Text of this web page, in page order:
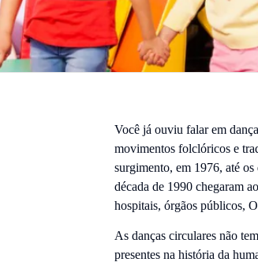
Você já ouviu falar em
movimentos folclóricos e
surgimento, em 1976, até
década de 1990 chegaram
hospitais, órgãos públicos,
As danças circulares não
presentes na história da